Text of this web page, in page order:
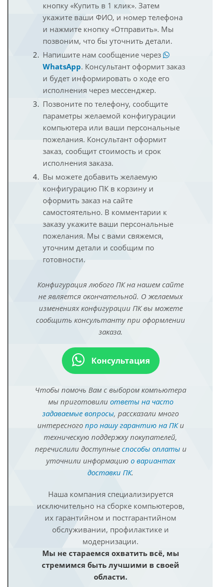
кнопку «Купить в 1 клик». Затем
укажите ваши ФИО, и номер телефона
и нажмите кнопку «Отправить». Мы
позвоним, что бы уточнить детали.
Напишите нам сообщение через
WhatsApp. Консультант оформит заказ
и будет информировать о ходе его
исполнения через мессенджер.
Позвоните по телефону, сообщите
параметры желаемой конфигурации
компьютера или ваши персональные
пожелания. Консультант оформит
заказ, сообщит стоимость и срок
исполнения заказа.
Вы можете добавить желаемую
конфигурацию ПК в корзину и
оформить заказ на сайте
самостоятельно. В комментарии к
заказу укажите ваши персональные
пожелания. Мы с вами свяжемся,
уточним детали и сообщим по
готовности.
Конфигурация любого ПК на нашем сайте
не является окончательной. О желаемых
изменениях конфигурации ПК вы можете
сообщить консультанту при оформлении
заказа.
Консультация
Чтобы помочь Вам с выбором компьютера
мы приготовили ответы на часто
задаваемые вопросы, рассказали много
интересного про нашу гарантию на ПКи
техническую поддержку покупателей,
перечислили доступные способы оплатыи
уточнили информацию о вариантах
доставки ПК.
Наша компания специализируется
исключительно на сборке компьютеров,
их гарантийном и постгарантийном
обслуживании, профилактике и
модернизации.
Мы не стараемся охватить всё, мы
стремимся быть лучшими в своей
области.